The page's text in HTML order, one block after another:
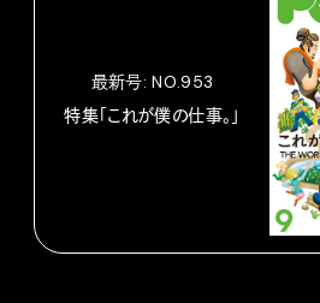
最新号: NO.953
特集「これが僕の仕事。」